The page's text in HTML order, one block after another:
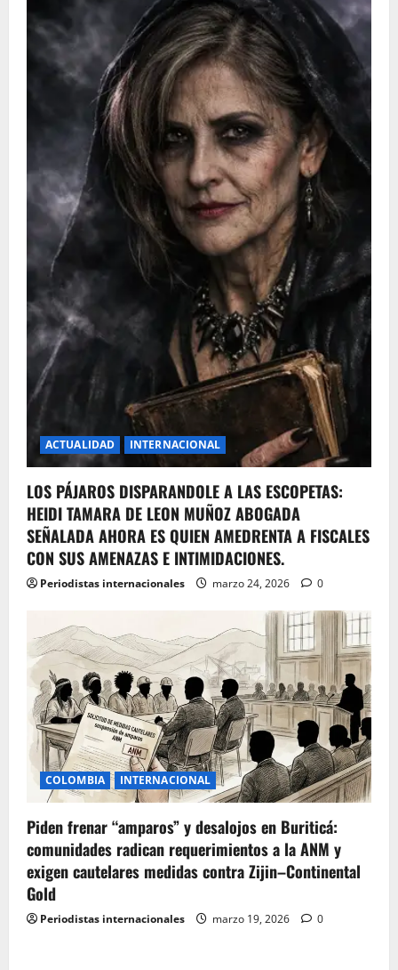
ACTUALIDAD INTERNACIONAL
LOS PÁJAROS DISPARANDOLE A LAS ESCOPETAS:
HEIDI TAMARA DE LEON MUÑOZ ABOGADA
SEÑALADA AHORA ES QUIEN AMEDRENTA A FISCALES
CON SUS AMENAZAS E INTIMIDACIONES.
Periodistas internacionales marzo 24, 2026 0
COLOMBIA INTERNACIONAL
Piden frenar “amparos” y desalojos en Buriticá:
comunidades radican requerimientos a la ANM y
exigen cautelares medidas contra Zijin–Continental
Gold
Periodistas internacionales marzo 19, 2026 0